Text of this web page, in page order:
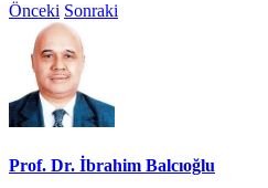
Önceki Sonraki
Prof. Dr. İbrahim Balcıoğlu